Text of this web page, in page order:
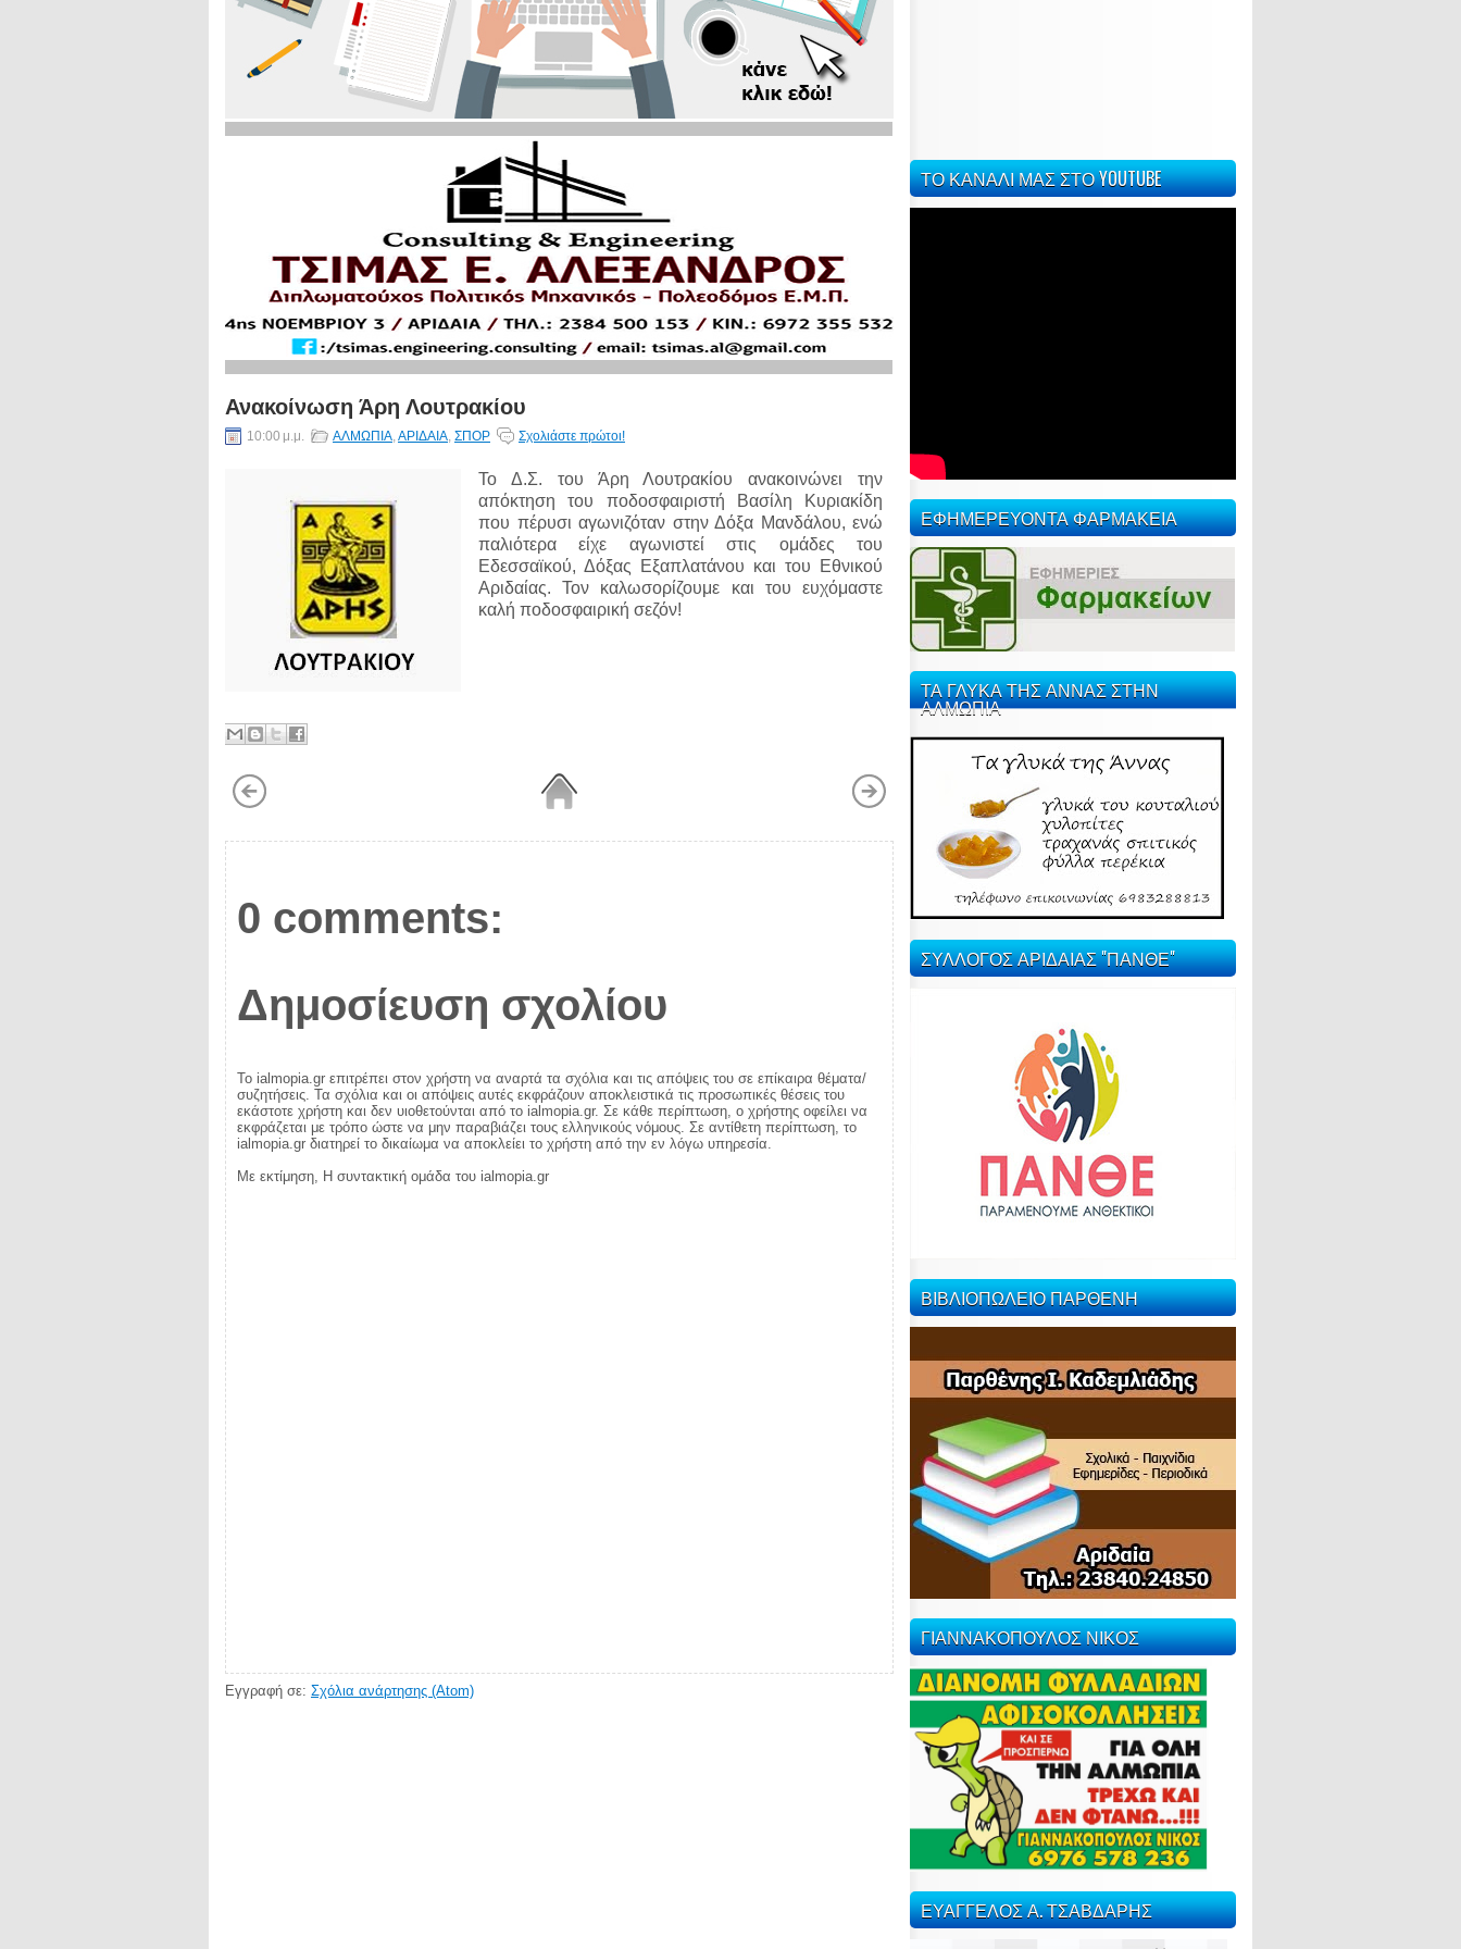
Ανακοίνωση Άρη Λουτρακίου
10:00 μ.μ. ΑΛΜΩΠΙΑ,ΑΡΙΔΑΙΑ, ΣΠΟΡ Σχολιάστε πρώτοι!
Το Δ.Σ. του Άρη Λουτρακίου ανακοινώνει την
απόκτηση του ποδοσφαιριστή Βασίλη Κυριακίδη
που πέρυσι αγωνιζόταν στην Δόξα Μανδάλου, ενώ
παλιότερα είχε αγωνιστεί στις ομάδες του
Εδεσσαϊκού, Δόξας Εξαπλατάνου και του Εθνικού
Αριδαίας. Τον καλωσορίζουμε και του ευχόμαστε
καλή ποδοσφαιρική σεζόν!
0 comments:
Δημοσίευση σχολίου
Το ialmopia.gr επιτρέπει στον χρήστη να αναρτά τα σχόλια και τις απόψεις του σε επίκαιρα θέματα/
συζητήσεις. Τα σχόλια και οι απόψεις αυτές εκφράζουν αποκλειστικά τις προσωπικές θέσεις του
εκάστοτε χρήστη και δεν υιοθετούνται από το ialmopia.gr. Σε κάθε περίπτωση, ο χρήστης οφείλει να
εκφράζεται με τρόπο ώστε να μην παραβιάζει τους ελληνικούς νόμους. Σε αντίθετη περίπτωση, το
ialmopia.gr διατηρεί το δικαίωμα να αποκλείει το χρήστη από την εν λόγω υπηρεσία.
Με εκτίμηση, Η συντακτική ομάδα του ialmopia.gr
Εγγραφή σε: Σχόλια ανάρτησης (Atom)
ΤΟ ΚΑΝΑΛΙ ΜΑΣ ΣΤΟ YOUTUBE
ΕΦΗΜΕΡΕΥΟΝΤΑ ΦΑΡΜΑΚΕΙΑ
ΤΑ ΓΛΥΚΑ ΤΗΣ ΑΝΝΑΣ ΣΤΗΝ
ΑΛΜΩΠΙΑ
ΣΥΛΛΟΓΟΣ ΑΡΙΔΑΙΑΣ "ΠΑΝΘΕ"
ΒΙΒΛΙΟΠΩΛΕΙΟ ΠΑΡΘΕΝΗ
ΓΙΑΝΝΑΚΟΠΟΥΛΟΣ ΝΙΚΟΣ
ΕΥΑΓΓΕΛΟΣ Α. ΤΣΑΒΔΑΡΗΣ